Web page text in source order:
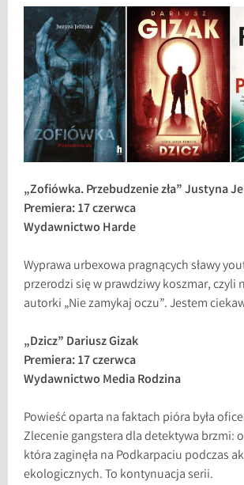
„Zofiówka. Przebudzenie zła” Justyna
Premiera: 17 czerwca
Wydawnictwo Harde
Wyprawa urbexowa pragnących sławy
przerodzi się w prawdziwy koszmar, czyli
autorki „Nie zamykaj oczu”. Jestem
„Dzicz” Dariusz Gizak
Premiera: 17 czerwca
Wydawnictwo Media Rodzina
Powieść oparta na faktach pióra była
Zlecenie gangstera dla detektywa brzmi:
która zaginęła na Podkarpaciu podczas
ekologicznych. To kontynuacja serii.